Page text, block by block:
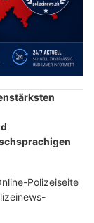
Polizeiseite